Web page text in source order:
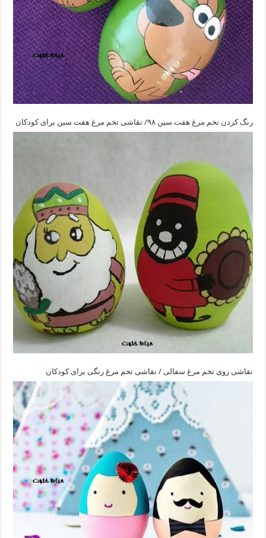
رنگ کردن تخم مرغ هفت سین ۹۸/ نقاشی تخم مرغ هفت سین برای کودکان
نقاشی روی تخم مرغ سفالی / نقاشی تخم مرغ رنگی برای کودکان